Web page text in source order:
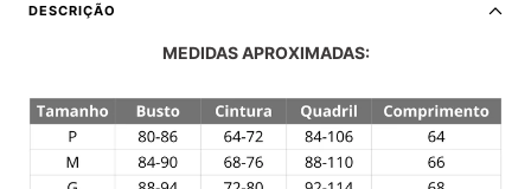
DESCRIÇÃO
MEDIDAS APROXIMADAS: